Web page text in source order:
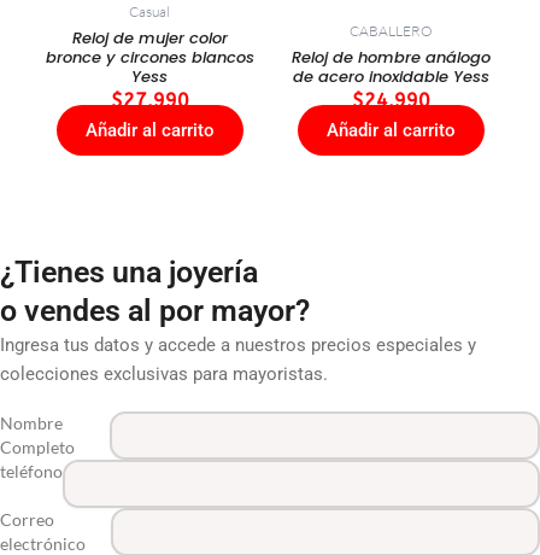
Casual
Reloj de mujer color
bronce y circones blancos
Yess
$27.990
Añadir al carrito
CABALLERO
Reloj de hombre análogo
de acero inoxidable Yess
$24.990
Añadir al carrito
¿Tienes una joyería
o vendes al por mayor?
Ingresa tus datos y accede a nuestros precios especiales y
colecciones exclusivas para mayoristas.
Nombre
Completo
teléfono
Correo
electrónico